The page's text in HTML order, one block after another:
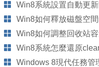
Win8系統設置自動更
Win8如何釋放磁盤空
Win8如何調整回收站容
Win8系統怎麼還原
Windows 8現代任務管